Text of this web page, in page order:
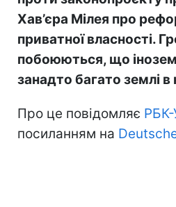
Хав’єра Мілея про
приватної власності.
побоюються, що
занадто багато землі в
Про це повідомляє РБК-
посиланням на